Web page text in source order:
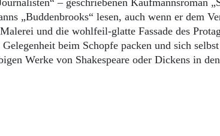
– geschriebenen Kaufmannsroman
„Buddenbrooks“ lesen, auch wenn er dem
und die wohlfeil-glatte Fassade des
beim Schopfe packen und sich
Werke von Shakespeare oder Dickens in